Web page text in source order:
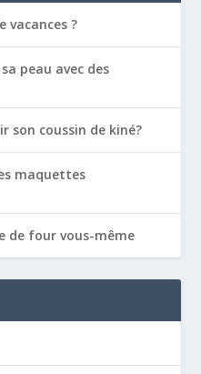
vacances ?
peau avec des
son coussin de kiné?
maquettes
de four vous-même